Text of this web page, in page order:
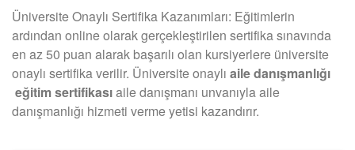
Üniversite Onaylı Sertifika Kazanımları: Eğitimlerin
ardından online olarak gerçekleştirilen sertifika sınavında
en az 50 puan alarak başarılı olan kursiyerlere üniversite
onaylı sertifika verilir. Üniversite onaylı aile danışmanlığı
eğitim sertifikasıaile danışmanı unvanıyla aile
danışmanlığı hizmeti verme yetisi kazandırır.